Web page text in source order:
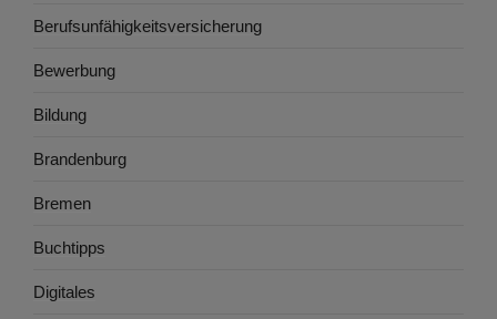
Berufsunfähigkeitsversicherung
Bewerbung
Bildung
Brandenburg
Bremen
Buchtipps
Digitales